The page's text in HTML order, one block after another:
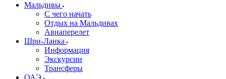
Мальдивы
С чего начать
Отдых на Мальдивах
Авиаперелет
Шри-Ланка
Информация
Экскурсии
Трансферы
ОАЭ